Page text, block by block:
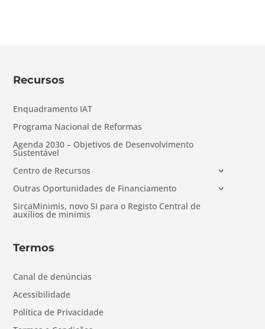
Recursos
Enquadramento IAT
Programa Nacional de Reformas
Agenda 2030 – Objetivos de Desenvolvimento
Sustentável
Centro de Recursos
Outras Oportunidades de Financiamento
SircaMinimis, novo SI para o Registo Central de
auxílios de minimis
Termos
Canal de denúncias
Acessibilidade
Política de Privacidade